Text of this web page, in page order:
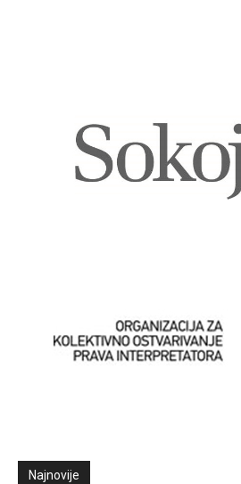
Najnovije